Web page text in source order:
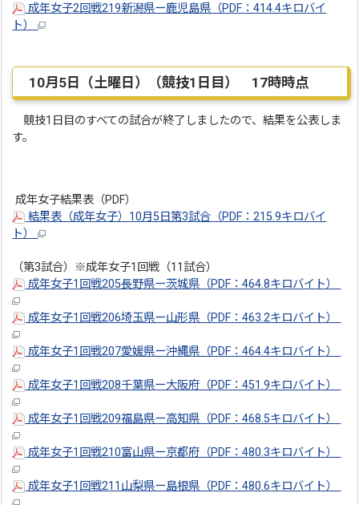
成年女子2回戦219新潟県ー鹿児島県（PDF：414.4キロバイ
ト）
10月5日（土曜日）（競技1日目） 17時時点
競技1日目のすべての試合が終了しましたので、結果を公表しま
す。
成年女子結果表（PDF）
結果表（成年女子）10月5日第3試合（PDF：215.9キロバイ
ト）
（第3試合）※成年女子1回戦（11試合）
成年女子1回戦205長野県ー茨城県（PDF：464.8キロバイト）
成年女子1回戦206埼玉県ー山形県（PDF：463.2キロバイト）
成年女子1回戦207愛媛県ー沖縄県（PDF：464.4キロバイト）
成年女子1回戦208千葉県ー大阪府（PDF：451.9キロバイト）
成年女子1回戦209福島県ー高知県（PDF：468.5キロバイト）
成年女子1回戦210富山県ー京都府（PDF：480.3キロバイト）
成年女子1回戦211山梨県ー島根県（PDF：480.6キロバイト）